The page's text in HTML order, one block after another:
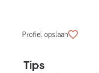
Profiel opslaan
Tips